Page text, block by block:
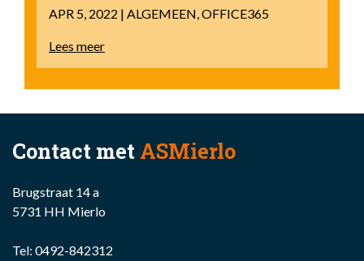
APR 5, 2022 | ALGEMEEN, OFFICE365
Lees meer
Contact met ASMierlo
Brugstraat 14 a
5731 HH Mierlo
Tel: 0492-842312